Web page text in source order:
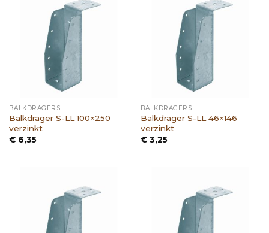
BALKDRAGERS
Balkdrager S-LL 100×250
verzinkt
€6,35
BALKDRAGERS
Balkdrager S-LL 46×146
verzinkt
€3,25